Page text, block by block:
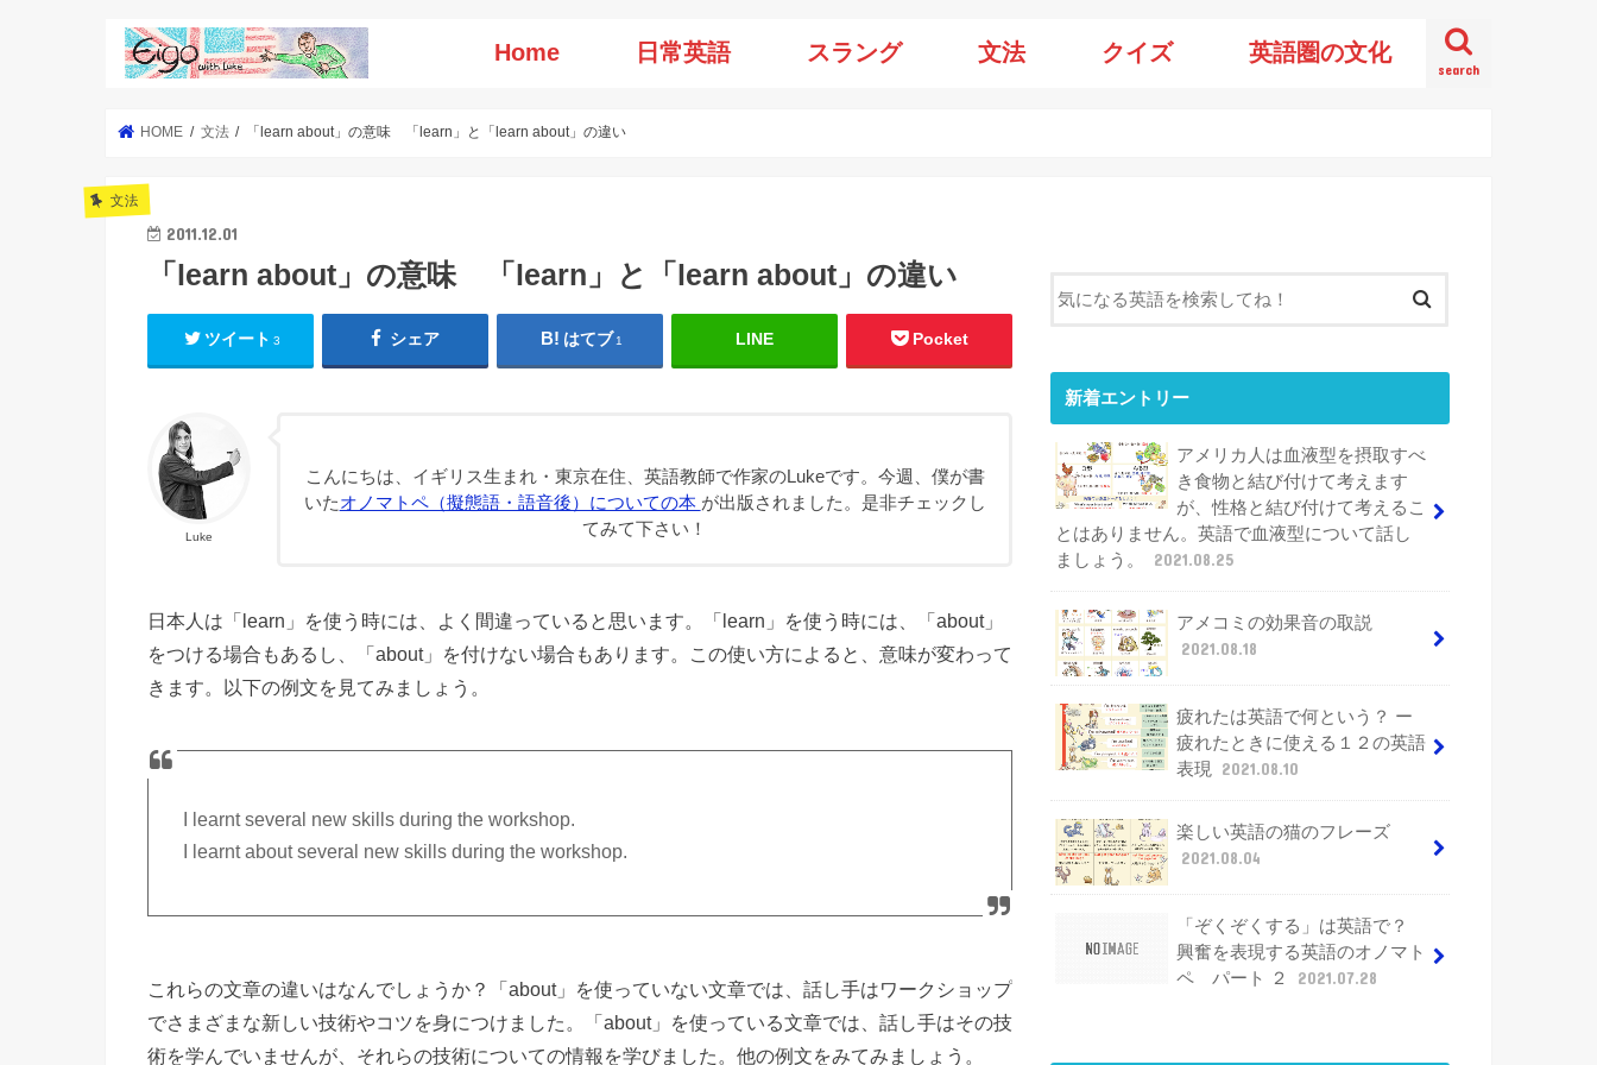
search
Home 日常英語 スラング 文法 クイズ 英語圏の文化
HOME 文法 「learn about」の意味 「learn」と「learn about」の違い
文法
2011.12.01
「learn about」の意味 「learn」と「learn about」の違い
ツイート 3 シェア はてブ 1 LINE Pocket
Luke
こんにちは、イギリス生まれ・東京在住、英語教師で作家のLukeです。今週、僕が書
いたオノマトペ（擬態語・語音後）についての本 が出版されました。是非チェックし
てみて下さい！
日本人は「learn」を使う時には、よく間違っていると思います。「learn」を使う時には、「about」
をつける場合もあるし、「about」を付けない場合もあります。この使い方によると、意味が変わって
きます。以下の例文を見てみましょう。
I learnt several new skills during the workshop.
I learnt about several new skills during the workshop.
これらの文章の違いはなんでしょうか？「about」を使っていない文章では、話し手はワークショップ
でさまざまな新しい技術やコツを身につけました。「about」を使っている文章では、話し手はその技
術を学んでいませんが、それらの技術についての情報を学びました。他の例文をみてみましょう。
新着エントリー
アメリカ人は血液型を摂取すべ
き食物と結び付けて考えます
が、性格と結び付けて考えるこ
とはありません。英語で血液型について話し
ましょう。
2021.08.25
アメコミの効果音の取説
2021.08.18
疲れたは英語で何という？ ー
疲れたときに使える１２の英語
表現
2021.08.10
楽しい英語の猫のフレーズ
2021.08.04
「ぞくぞくする」は英語で？
興奮を表現する英語のオノマト
ペ パート ２
2021.07.28